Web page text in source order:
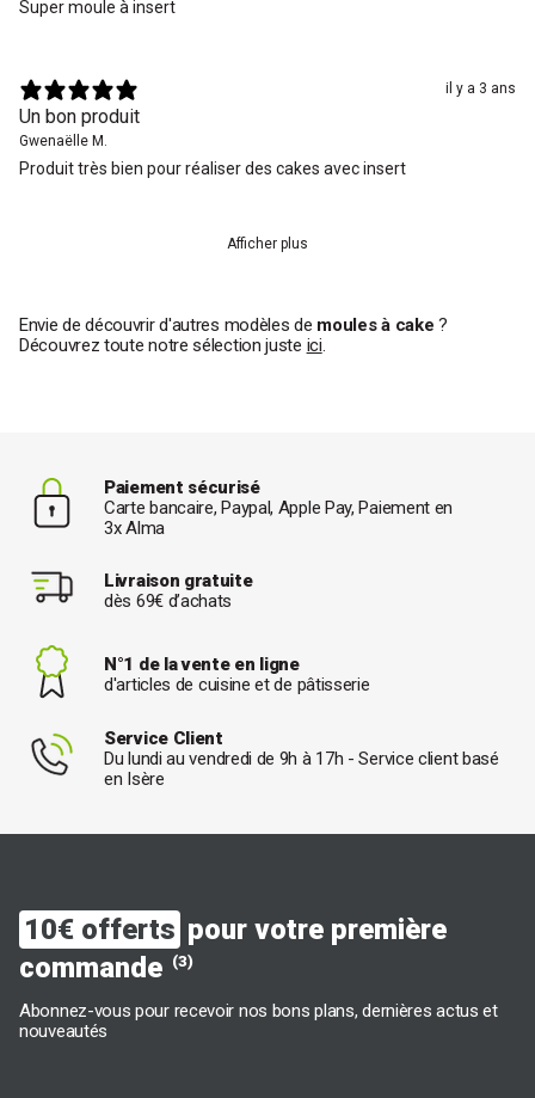
Super moule à insert
il y a 3 ans
Un bon produit
Gwenaëlle M.
Produit très bien pour réaliser des cakes avec insert
Afficher plus
Envie de découvrir d'autres modèles de moules à cake ?
Découvrez toute notre sélection juste ici.
Paiement sécurisé
Carte bancaire, Paypal, Apple Pay, Paiement en
3x Alma
Livraison gratuite
dès 69€ d’achats
N°1 de la vente en ligne
d'articles de cuisine et de pâtisserie
Service Client
Du lundi au vendredi de 9h à 17h - Service client basé
en Isère
10€ offerts pour votre première
commande (3)
Abonnez-vous pour recevoir nos bons plans, dernières actus et
nouveautés